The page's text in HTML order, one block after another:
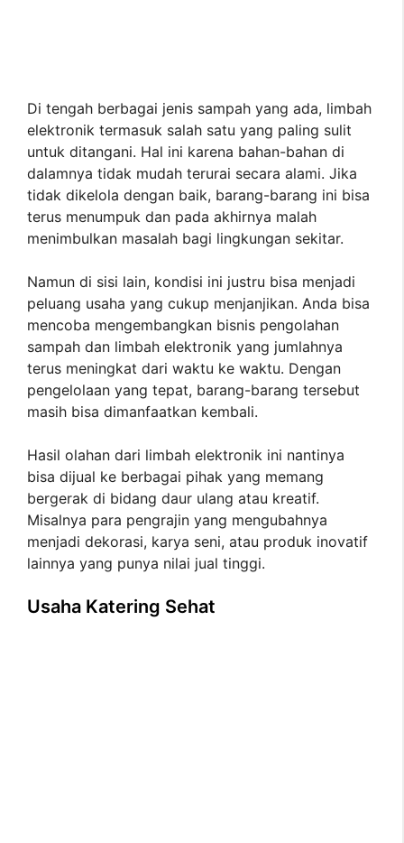
Di tengah berbagai jenis sampah yang ada, limbah
elektronik termasuk salah satu yang paling sulit
untuk ditangani. Hal ini karena bahan-bahan di
dalamnya tidak mudah terurai secara alami. Jika
tidak dikelola dengan baik, barang-barang ini bisa
terus menumpuk dan pada akhirnya malah
menimbulkan masalah bagi lingkungan sekitar.
Namun di sisi lain, kondisi ini justru bisa menjadi
peluang usaha yang cukup menjanjikan. Anda bisa
mencoba mengembangkan bisnis pengolahan
sampah dan limbah elektronik yang jumlahnya
terus meningkat dari waktu ke waktu. Dengan
pengelolaan yang tepat, barang-barang tersebut
masih bisa dimanfaatkan kembali.
Hasil olahan dari limbah elektronik ini nantinya
bisa dijual ke berbagai pihak yang memang
bergerak di bidang daur ulang atau kreatif.
Misalnya para pengrajin yang mengubahnya
menjadi dekorasi, karya seni, atau produk inovatif
lainnya yang punya nilai jual tinggi.
Usaha Katering Sehat